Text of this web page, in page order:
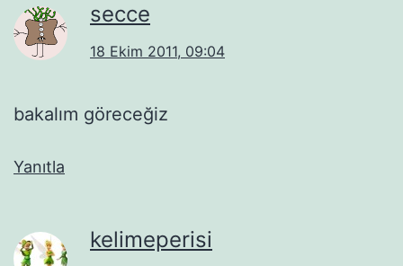
secce
18 Ekim 2011, 09:04
bakalım göreceğiz
Yanıtla
kelimeperisi